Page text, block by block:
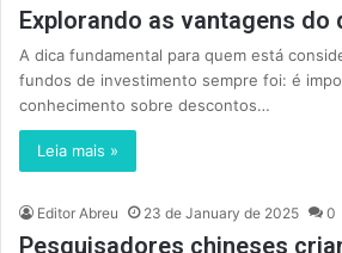
Explorando as vantagens do
A dica fundamental para quem está
fundos de investimento sempre foi: é
conhecimento sobre descontos…
Leia mais »
Editor Abreu 23 de January de 2025 0
Pesquisadores chineses